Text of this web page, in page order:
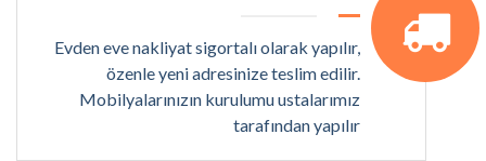
Evden eve nakliyat sigortalı olarak yapılır,
özenle yeni adresinize teslim edilir.
Mobilyalarınızın kurulumu ustalarımız
tarafından yapılır